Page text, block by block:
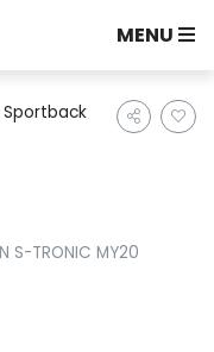
MENU
Sportback
S-TRONIC MY20